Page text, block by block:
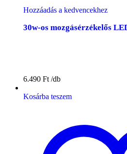
Hozzáadás a kedvencekhez
30w-os mozgásérzékelős
6.490 Ft
Kosárba teszem